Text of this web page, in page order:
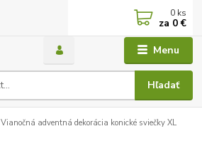
Menu
Hľadať
0 ks
za 0 €
Vianočná adventná dekorácia konické sviečky XL